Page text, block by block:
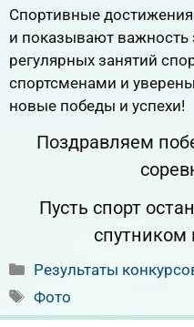
Спортивные
и показывают важность
регулярных занятий
спортсменами и
новые победы и успехи!
Поздравляем
Пусть спорт
Рубрики
Результаты
Метки
Фото